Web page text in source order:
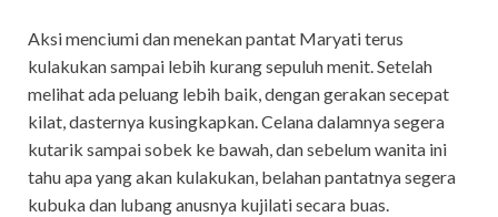
Aksi menciumi dan menekan pantat Maryati terus
kulakukan sampai lebih kurang sepuluh menit. Setelah
melihat ada peluang lebih baik, dengan gerakan secepat
kilat, dasternya kusingkapkan. Celana dalamnya segera
kutarik sampai sobek ke bawah, dan sebelum wanita ini
tahu apa yang akan kulakukan, belahan pantatnya segera
kubuka dan lubang anusnya kujilati secara buas.